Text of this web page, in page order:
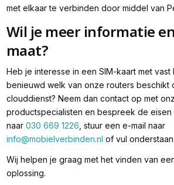
met elkaar te verbinden door middel van
Wil je meer informatie
maat?
Heb je interesse in een SIM-kaart met
benieuwd welk van onze routers beschikt
clouddienst? Neem dan contact op met
productspecialisten en bespreek de eisen
naar 030 669 1226 , stuur een e-mail naar
info@mobielverbinden.nl of vul
Wij helpen je graag met het vinden van
oplossing.